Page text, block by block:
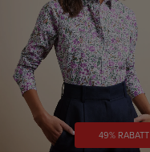
49% RABATT